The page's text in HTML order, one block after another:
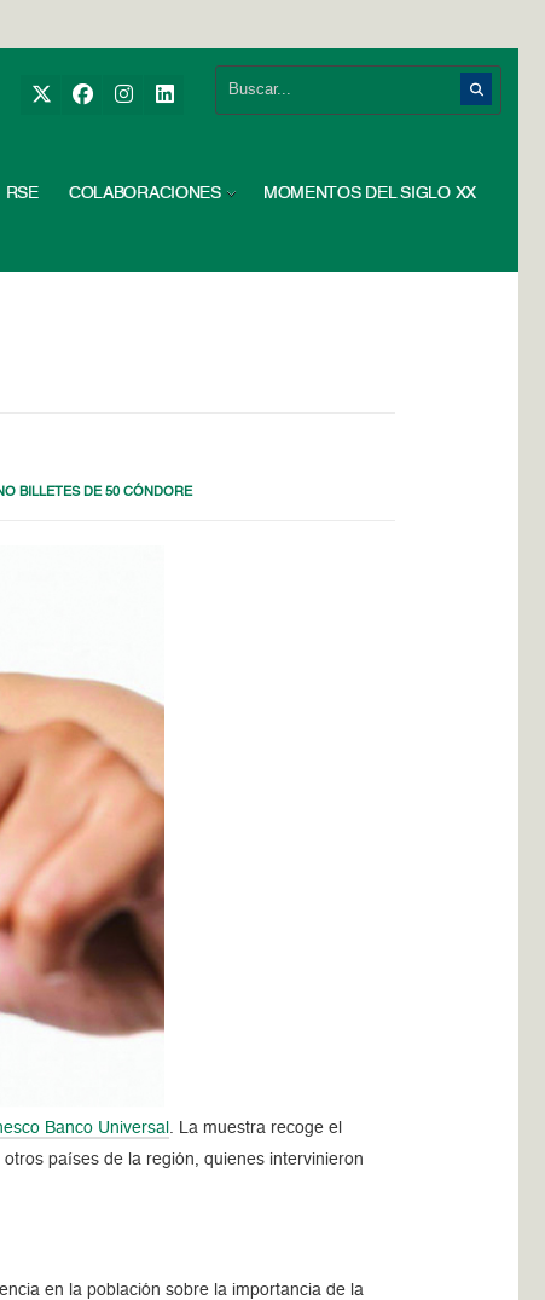
RSE COLABORACIONES MOMENTOS DEL SIGLO XX
BILLETES DE 50 CÓNDORE
Banco Universal
. La muestra recoge el
países de la región, quienes intervinieron
en la población sobre la importancia de la